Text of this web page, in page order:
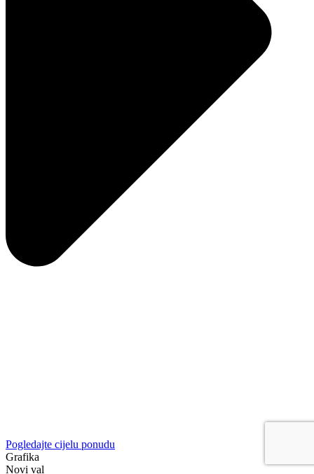
Pogledajte cijelu ponudu
Grafika
Novi val